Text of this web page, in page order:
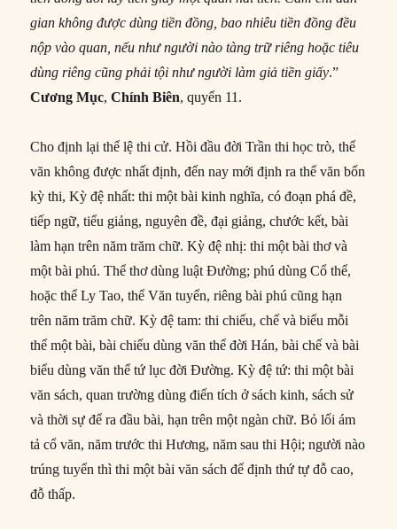
gian không được dùng tiền đồng, bao nhiêu tiền đồng đều
nộp vào quan, nếu như người nào tàng trữ riêng hoặc tiêu
dùng riêng cũng phải tội như người làm giả tiền giấy.”
Cương Mục,Chính Biên, quyển 11.
Cho định lại thể lệ thi cử. Hồi đầu đời Trần thi học trò, thể
văn không được nhất định, đến nay mới định ra thể văn bốn
kỳ thi, Kỳ đệ nhất: thi một bài kinh nghĩa, có đoạn phá đề,
tiếp ngữ, tiểu giảng, nguyên đề, đại giảng, chước kết, bài
làm hạn trên năm trăm chữ. Kỳ đệ nhị: thi một bài thơ và
một bài phú. Thể thơ dùng luật Đường; phú dùng Cổ thể,
hoặc thể Ly Tao, thể Văn tuyển, riêng bài phú cũng hạn
trên năm trăm chữ. Kỳ đệ tam: thi chiếu, chế và biểu mỗi
thể một bài, bài chiếu dùng văn thể đời Hán, bài chế và bài
biểu dùng văn thể tứ lục đời Đường. Kỳ đệ tứ: thi một bài
văn sách, quan trường dùng điển tích ở sách kinh, sách sử
và thời sự để ra đầu bài, hạn trên một ngàn chữ. Bỏ lối ám
tả cổ văn, năm trước thi Hương, năm sau thi Hội; người nào
trúng tuyển thì thi một bài văn sách để định thứ tự đỗ cao,
đỗ thấp.